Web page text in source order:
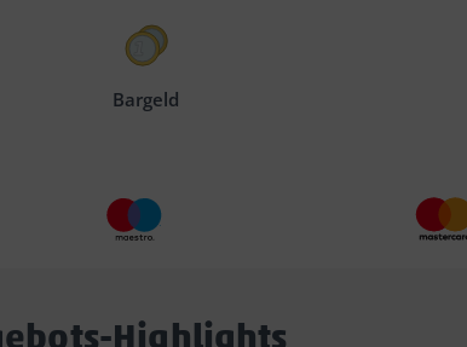
Bargeld
Highlights